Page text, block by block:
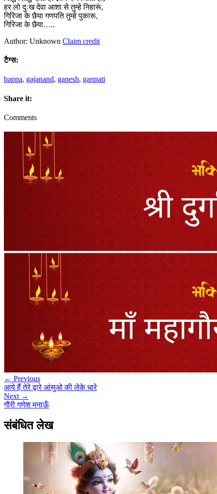
हर लो दुःख देवा आशा से तुम्हे निहारूं,
गिरिजा के छैया गणपति तुम्हे पुकारू,
गिरिजा के छैया…..
Author: Unknown Claim credit
टैग्स:
bappa, gajanand, ganesh, ganpati
Share it:
Comments
← Previous
आये हैं तेरे द्वारे आंसुओ की लेके धारे
Next →
गौरी गणेश मनाऊँ
संबंधित लेख